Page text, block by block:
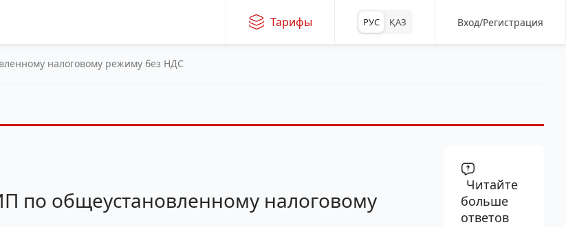
Тарифы РУС ҚАЗ Вход/Регистрация
налоговому режиму без НДС
по общеустановленному налоговому
Читайте
больше
ответов